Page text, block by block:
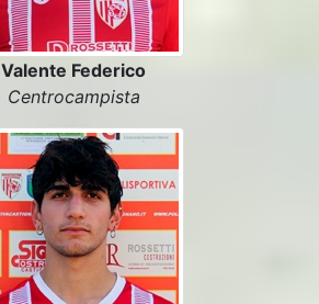
Valente Federico
Centrocampista